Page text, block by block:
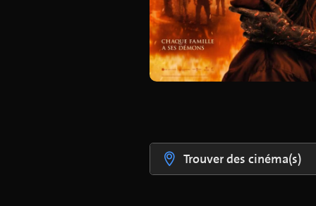
Trouver des cinéma(s)